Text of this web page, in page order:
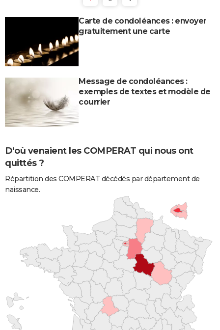
Carte de condoléances : envoyer
gratuitement une carte
Message de condoléances :
exemples de textes et modèle de
courrier
D'où venaient les COMPERAT qui nous ont
quittés ?
Répartition des COMPERAT décédés par département de
naissance.